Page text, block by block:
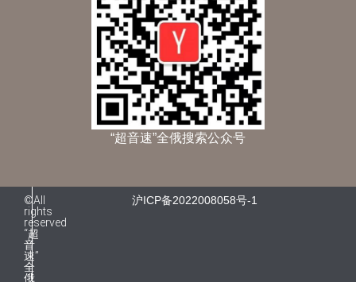
“超音速”全俄搜索公众号
©All
rights
reserved
“超
音
速”
全
俄
沪ICP备2022008058号-1